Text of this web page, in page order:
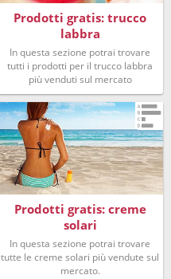
Prodotti gratis: trucco
labbra
In questa sezione potrai trovare
tutti i prodotti per il trucco labbra
più venduti sul mercato
Prodotti gratis: creme
solari
In questa sezione potrai trovare
tutte le creme solari più vendute sul
mercato.